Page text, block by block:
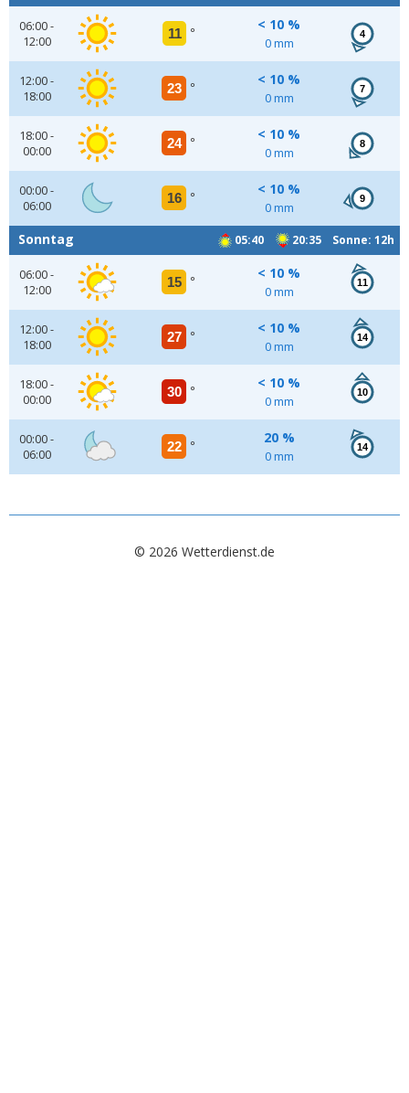
06:00 -
12:00
11 °
< 10 %
0 mm
4
12:00 -
18:00
23 °
< 10 %
0 mm
7
18:00 -
00:00
24 °
< 10 %
0 mm
8
00:00 -
06:00
16 °
< 10 %
0 mm
9
05:40 20:35 Sonne: 12h
Sonntag
06:00 -
12:00
15 °
< 10 %
0 mm
11
12:00 -
18:00
27 °
< 10 %
0 mm
14
18:00 -
00:00
30 °
< 10 %
0 mm
10
00:00 -
06:00
22 °
20 %
0 mm
14
© 2026 Wetterdienst.de